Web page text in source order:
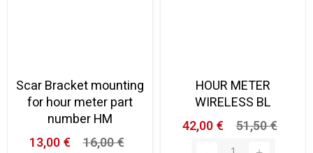
Scar Bracket mounting
for hour meter part
number HM
13,00 €
16,00 €
HOUR METER
WIRELESS BL
42,00 €
51,50 €